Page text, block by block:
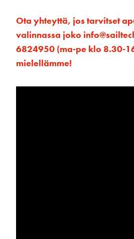
Ota yhteyttä, jos tarvitset
valinnassa joko
6824950 (ma-pe klo 8.30-
mielellämme!